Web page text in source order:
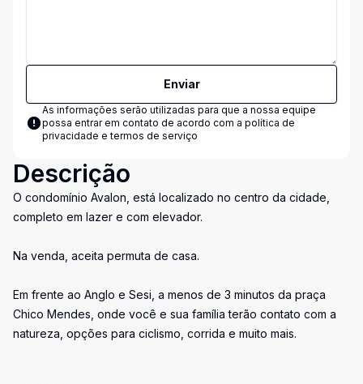
Enviar
As informações serão utilizadas para que a nossa equipe
possa entrar em contato de acordo com a política de
privacidade e termos de serviço
Descrição
O condomínio Avalon, está localizado no centro da cidade,
completo em lazer e com elevador.
Na venda, aceita permuta de casa.
Em frente ao Anglo e Sesi, a menos de 3 minutos da praça
Chico Mendes, onde você e sua família terão contato com a
natureza, opções para ciclismo, corrida e muito mais.